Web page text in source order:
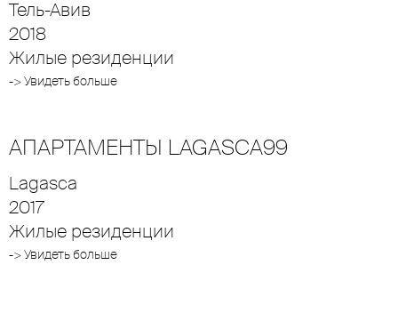
Тель-Авив
2018
Жилые резиденции
-> Увидеть больше
АПАРТАМЕНТЫ LAGASCA99
Lagasca
2017
Жилые резиденции
-> Увидеть больше